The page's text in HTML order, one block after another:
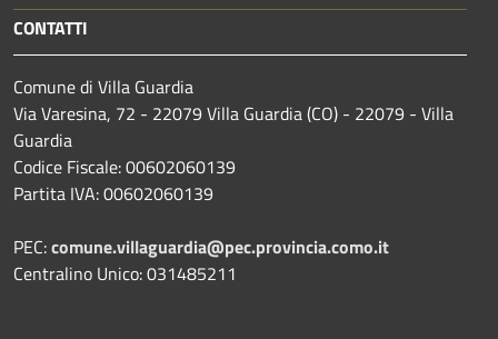
CONTATTI
Comune di Villa Guardia
Via Varesina, 72 - 22079 Villa Guardia (CO) - 22079 - Villa
Guardia
Codice Fiscale: 00602060139
Partita IVA: 00602060139
PEC:comune.villaguardia@pec.provincia.como.it
Centralino Unico: 031485211